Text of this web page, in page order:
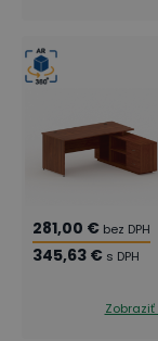
281,00 € bez DPH
345,63 € s DPH